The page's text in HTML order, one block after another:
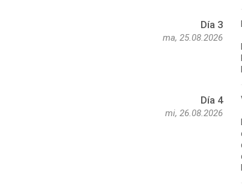
Día 3
ma, 25.08.2026
Día 4
mi, 26.08.2026